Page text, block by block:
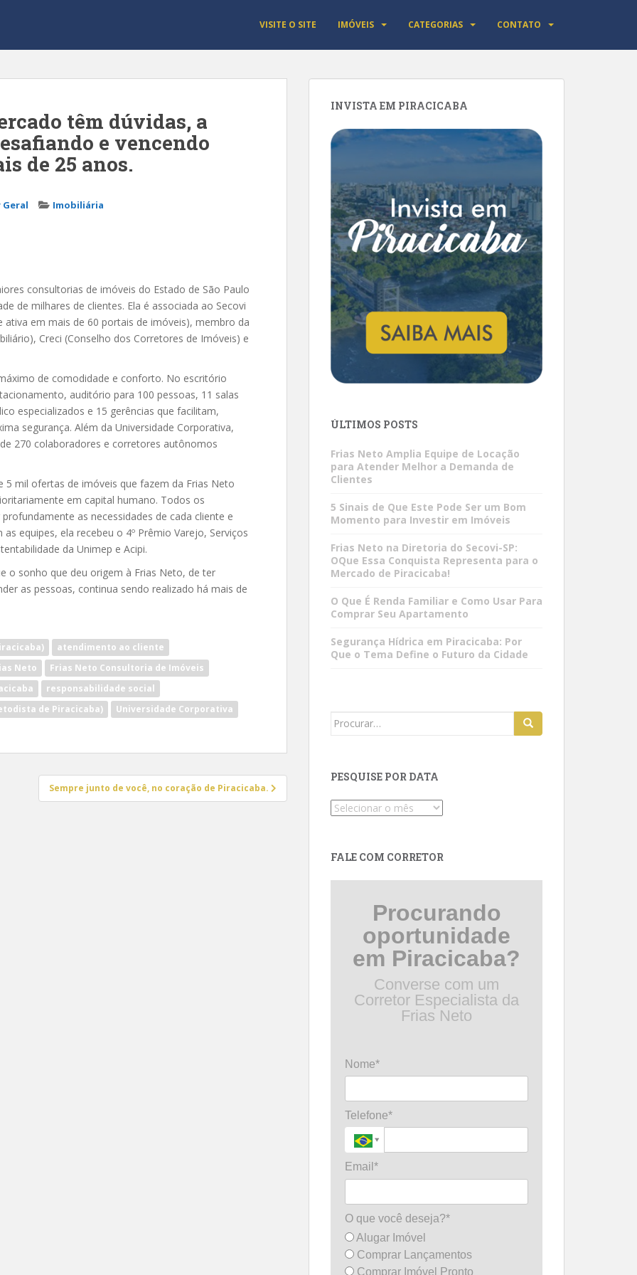
VISITE O SITE IMÓVEIS CATEGORIAS CONTATO
têm dúvidas, a
e vencendo
de 25 anos.
Imobiliária
consultorias de imóveis do Estado de São Paulo
de milhares de clientes. Ela é associada ao Secovi
em mais de 60 portais de imóveis), membro da
Creci (Conselho dos Corretores de Imóveis) e
de comodidade e conforto. No escritório
auditório para 100 pessoas, 11 salas
especializados e 15 gerências que facilitam,
segurança. Além da Universidade Corporativa,
270 colaboradores e corretores autônomos
mil ofertas de imóveis que fazem da Frias Neto
em capital humano. Todos os
as necessidades de cada cliente e
equipes, ela recebeu o 4º Prêmio Varejo, Serviços
da Unimep e Acipi.
o sonho que deu origem à Frias Neto, de ter
as pessoas, continua sendo realizado há mais de
atendimento ao cliente
Neto
Frias Neto Consultoria de Imóveis
responsabilidade social
de Piracicaba) Universidade Corporativa
Sempre junto de você, no coração de Piracicaba.
INVISTA EM PIRACICABA
ÚLTIMOS POSTS
Frias Neto Amplia Equipe de Locação
para Atender Melhor a Demanda de
Clientes
5 Sinais de Que Este Pode Ser um Bom
Momento para Investir em Imóveis
Frias Neto na Diretoria do Secovi-SP:
OQue Essa Conquista Representa para o
Mercado de Piracicaba!
O Que É Renda Familiar e Como Usar Para
Comprar Seu Apartamento
Segurança Hídrica em Piracicaba: Por
Que o Tema Define o Futuro da Cidade
Search
PESQUISE POR DATA
Pesquise
FALE COM CORRETOR
Procurando
oportunidade
em Piracicaba?
Converse com um
Corretor Especialista da
Frias Neto
Nome*
Telefone*
Email*
O que você deseja?*
Alugar Imóvel
Comprar Lançamentos
Comprar Imóvel Pronto